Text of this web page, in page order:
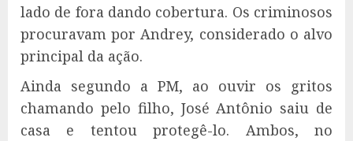
lado de fora dando cobertura. Os criminosos
procuravam por Andrey, considerado o alvo
principal da ação.
Ainda segundo a PM, ao ouvir os gritos
chamando pelo filho, José Antônio saiu de
casa e tentou protegê-lo. Ambos, no